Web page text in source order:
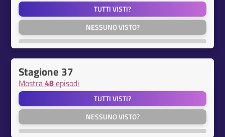
TUTTI VISTI?
NESSUNO VISTO?
Stagione 37
Mostra48episodi
TUTTI VISTI?
NESSUNO VISTO?